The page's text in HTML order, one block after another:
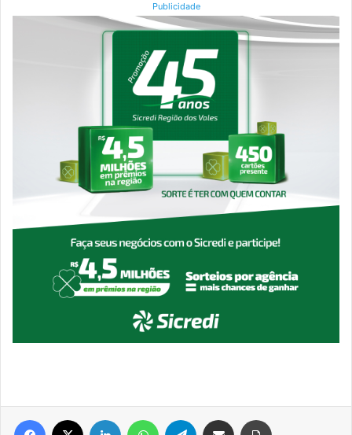
Publicidade
Facebook Linkedin WhatsAppTelegram Compartilhar via e-mail